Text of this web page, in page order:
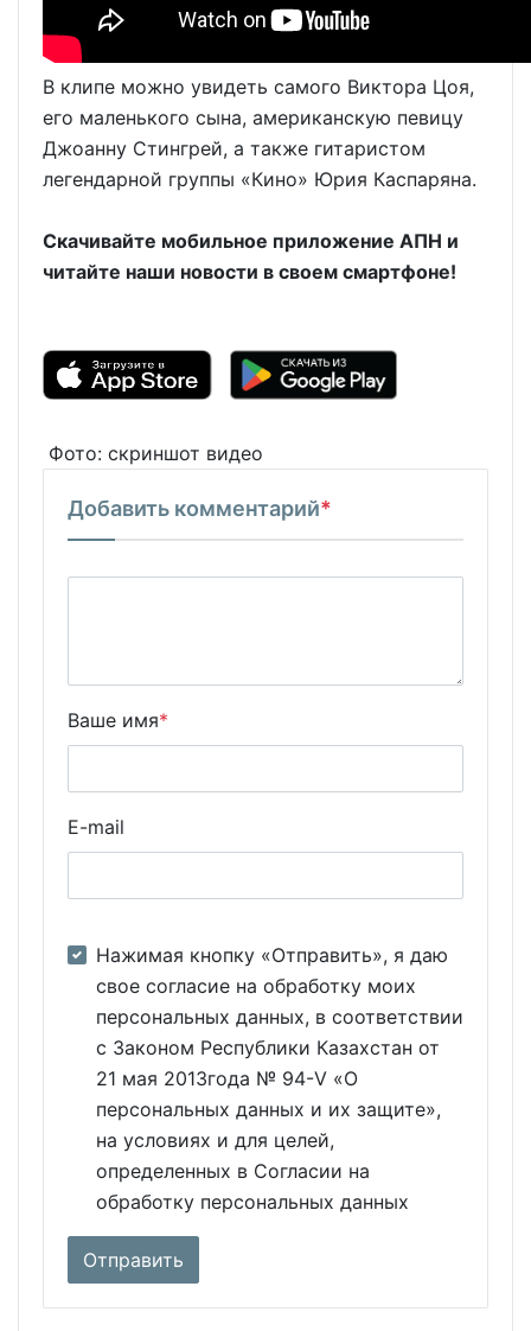
В клипе можно увидеть самого Виктора Цоя,
его маленького сына, американскую певицу
Джоанну Стингрей, а также гитаристом
легендарной группы «Кино» Юрия Каспаряна.
Скачивайте мобильное приложение АПН и
читайте наши новости в своем смартфоне!
Фото: скриншот видео
Добавить комментарий*
Ваше имя*
E-mail
Нажимая кнопку «Отправить», я даю
свое согласие на обработку моих
персональных данных, в соответствии
с Законом Республики Казахстан от
21 мая 2013года № 94-V «О
персональных данных и их защите»,
на условиях и для целей,
определенных в Согласии на
обработку персональных данных